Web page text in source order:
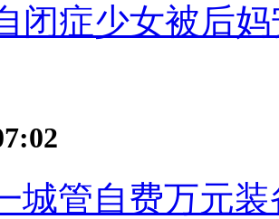
闭症少女被后
城管自费万元